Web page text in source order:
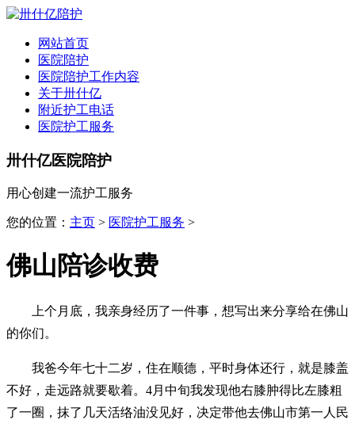
网站首页
医院陪护
医院陪护工作内容
关于卅什亿
附近护工电话
医院护工服务
卅什亿医院陪护
用心创建一流护工服务
您的位置： 主页 > 医院护工服务 >
佛山陪诊收费
上个月底，我亲身经历了一件事，想写出来分享给在佛山
的你们。
我爸今年七十二岁，住在顺德，平时身体还行，就是膝盖
不好，走远路就要歇着。4月中旬我发现他右膝肿得比左膝粗
了一圈，抹了几天活络油没见好，决定带他去佛山市第一人民